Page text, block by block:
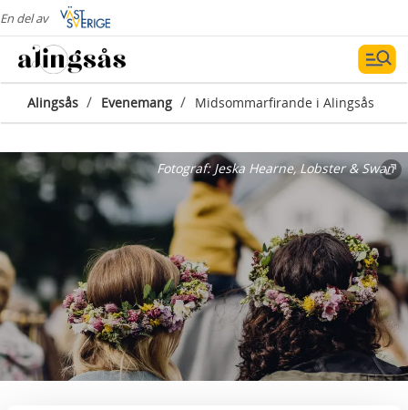
En del av
Alingsås / Evenemang / Midsommarfirande i Alingsås
Fotograf:Jeska Hearne, Lobster & Swan